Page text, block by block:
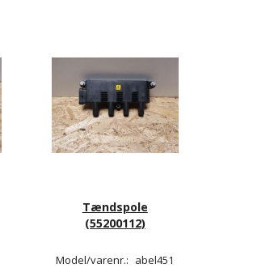
Tændspole
(55200112)
Model/varenr.: abel451